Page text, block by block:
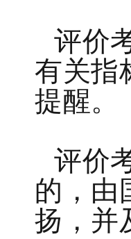
评价
有关指
提醒。
评价
的，由
扬，并